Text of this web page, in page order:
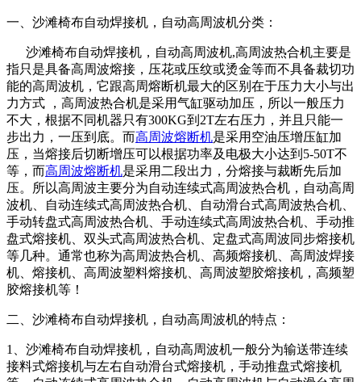
一、沙滩椅布自动焊接机，自动高周波机分类：
沙滩椅布自动焊接机，自动高周波机,高周波热合机主要是
指只是具备高周波熔接，压花或压纹或烫金等而不具备裁切功
能的高周波机，它跟高周熔断机最大的区别在于压力大小与出
力方式 ，高周波热合机是采用气缸驱动加压，所以一般压力
不大，根据不同机器只有300KG到2T左右压力，并且只能一
步出力，一压到底。而高周波熔断机是采用空油压增压缸加
压，当熔接后切断增压可以根据功率及电极大小达到5-50T不
等，而高周波熔断机是采用二段出力，分熔接与裁断先后加
压。所以高周波主要分为自动连续式高周波热合机，自动高周
波机、自动连续式高周波热合机、自动滑台式高周波热合机、
手动转盘式高周波热合机、手动连续式高周波热合机、手动推
盘式熔接机、双头式高周波热合机、定盘式高周波同步熔接机
等几种。通常也称为高周波热合机、高频熔接机、高周波焊接
机、熔接机、高周波塑料熔接机、高周波塑胶熔接机，高频塑
胶熔接机等！
二、沙滩椅布自动焊接机，自动高周波机的特点：
1、沙滩椅布自动焊接机，自动高周波机一般分为输送带连续
接料式熔接机与左右自动滑台式熔接机，手动推盘式熔接机